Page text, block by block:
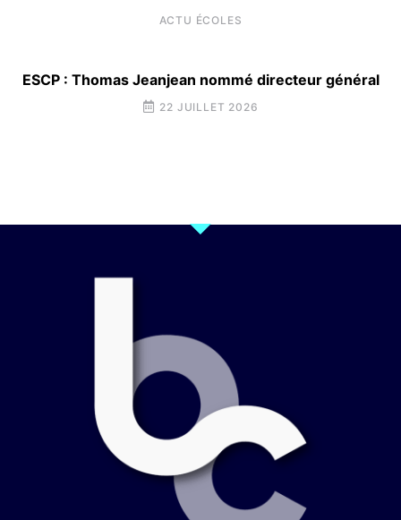
ACTU ÉCOLES
ESCP : Thomas Jeanjean nommé directeur général
22 JUILLET 2026